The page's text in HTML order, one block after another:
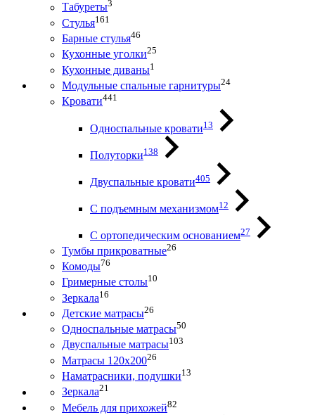
Табуреты3
Стулья161
Барные стулья46
Кухонные уголки25
Кухонные диваны1
Модульные спальные гарнитуры24
Кровати441
Односпальные кровати13
Полуторки138
Двуспальные кровати405
С подъемным механизмом12
С ортопедическим основанием27
Тумбы прикроватные26
Комоды76
Гримерные столы10
Зеркала16
Детские матрасы26
Односпальные матрасы50
Двуспальные матрасы103
Матрасы 120х20026
Наматрасники, подушки13
Зеркала21
Мебель для прихожей82